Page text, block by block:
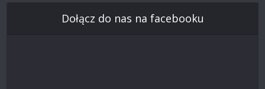
Dołącz do nas na facebooku